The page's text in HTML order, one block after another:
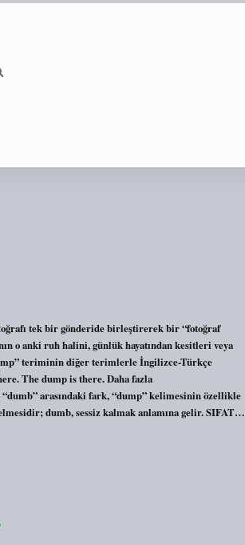
tek bir gönderide birleştirerek bir “fotoğraf
o anki ruh halini, günlük hayatından kesitleri veya
teriminin diğer terimlerle İngilizce-Türkçe
The dump is there. Daha fazla
arasındaki fark, “dump” kelimesinin özellikle
dumb, sessiz kalmak anlamına gelir. SIFAT…